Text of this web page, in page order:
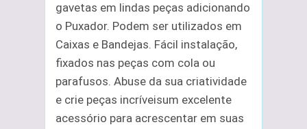
gavetas em lindas peças adicionando
o Puxador. Podem ser utilizados em
Caixas e Bandejas. Fácil instalação,
fixados nas peças com cola ou
parafusos. Abuse da sua criatividade
e crie peças incríveisum excelente
acessório para acrescentar em suas